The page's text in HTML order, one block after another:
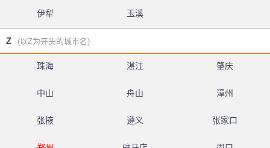
伊犁 玉溪
Z (以Z为开头的城市名)
珠海 湛江 肇庆
中山 舟山 漳州
张掖 遵义 张家口